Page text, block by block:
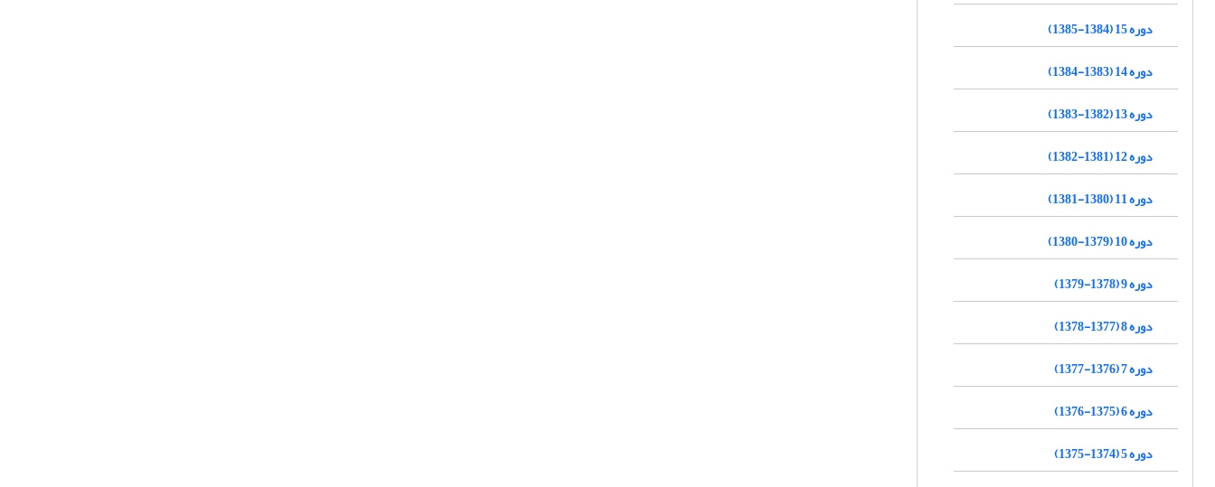
دوره 15 (1384-1385)
دوره 14 (1383-1384)
دوره 13 (1382-1383)
دوره 12 (1381-1382)
دوره 11 (1380-1381)
دوره 10 (1379-1380)
دوره 9 (1378-1379)
دوره 8 (1377-1378)
دوره 7 (1376-1377)
دوره 6 (1375-1376)
دوره 5 (1374-1375)